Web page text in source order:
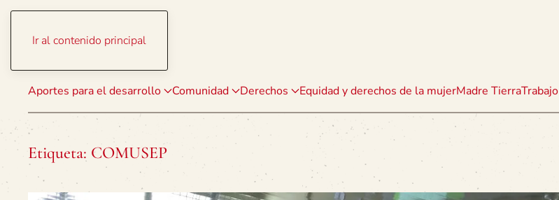
Ir al contenido principal
Aportes para el desarrollo Comunidad Derechos Equidad y derechos de la mujerMadre TierraTrabajo
Etiqueta: COMUSEP